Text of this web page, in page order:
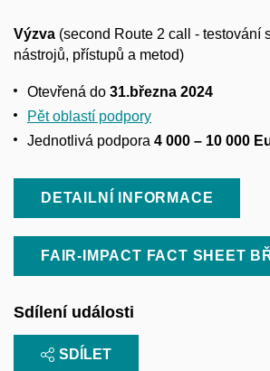
Výzva (second Route 2 call - testování
nástrojů, přístupů a metod)
Otevřená do 31.března 2024
Pět oblastí podpory
Jednotlivá podpora 4 000 – 10 000
DETAILNÍ INFORMACE
FAIR-IMPACT FACT SHEET
Sdílení události
SDÍLET